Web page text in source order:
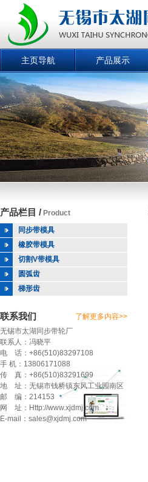
主页导航 产品展示
产品栏目 / Product
同步带模具
橡胶带模具
切割V带模具
圆弧齿
梯形齿
联系我们
了解更多内容>>
无锡市太湖同步带轮厂
联系人：冯晓平
电 话：+86(510)83297108
手 机：13806171088
传 真：+86(510)83291699
地 址：无锡市钱桥镇东风工业园南区
邮 编：214153
网 址：Http://www.xjdmj.com
E-mail：sales@xjdmj.com